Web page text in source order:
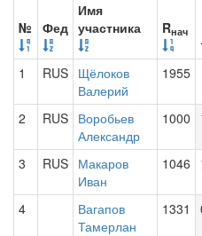
№ Фед
Имя
участника
Rнач
1
RUS Щёлоков
Валерий
1955
2 RUS Воробьев
Александр
1000
3 RUS Макаров
Иван
1046
4
Вагапов
Тамерлан
1331